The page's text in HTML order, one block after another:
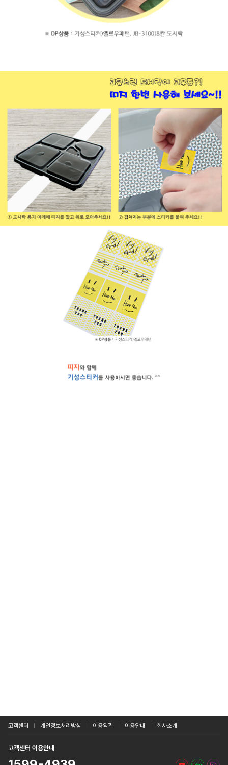
고객센터 개인정보처리방침 이용약관 이용안내 회사소개
고객센터 이용안내